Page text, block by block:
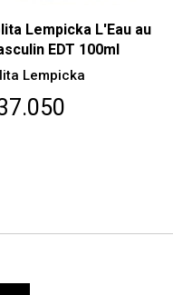
Lempicka L'Eau au
EDT 100ml
Lempicka